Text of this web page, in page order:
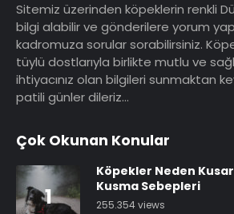
Sitemiz üzerinden köpeklerin renkli
bilgi alabilir ve gönderilere yorum
kadromuza sorular sorabilirsiniz.
tüylü dostlarıyla birlikte mutlu ve
ihtiyacınız olan bilgileri sunmaktan
patili günler dileriz…
Çok Okunan Konular
1
Köpekler Neden
Kusma Sebepleri
255.354 views